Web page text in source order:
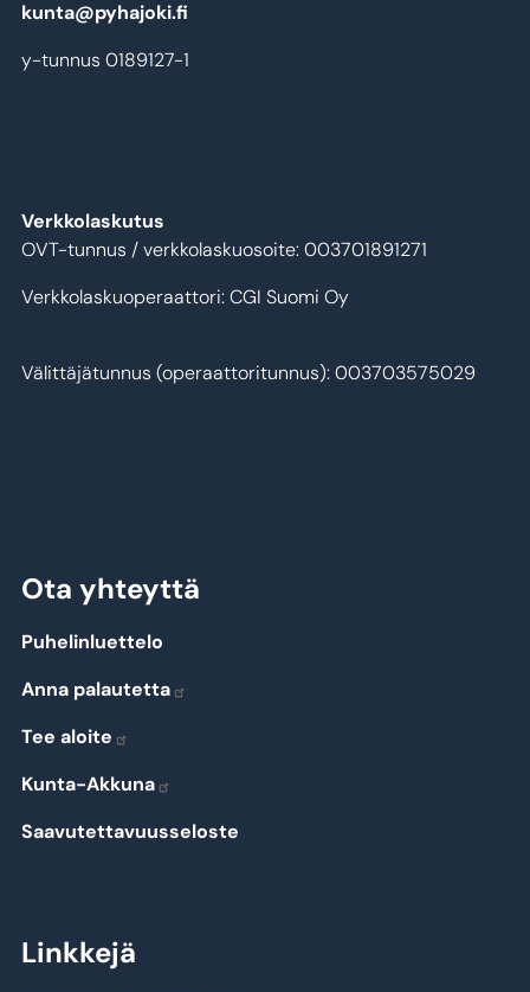
kunta@pyhajoki.fi
y-tunnus 0189127-1
Verkkolaskutus
OVT-tunnus / verkkolaskuosoite: 003701891271
Verkkolaskuoperaattori: CGI Suomi Oy
Välittäjätunnus (operaattoritunnus): 003703575029
Ota yhteyttä
Puhelinluettelo
Anna palautetta
Tee aloite
Kunta-Akkuna
Saavutettavuusseloste
Linkkejä